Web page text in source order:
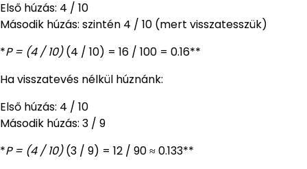
Első húzás: 4 / 10
Második húzás: szintén 4 / 10 (mert visszatesszük)
*P = (4 / 10)(4 / 10) = 16 / 100 = 0.16**
Ha visszatevés nélkül húznánk:
Első húzás: 4 / 10
Második húzás: 3 / 9
*P = (4 / 10)(3 / 9) = 12 / 90 ≈ 0.133**